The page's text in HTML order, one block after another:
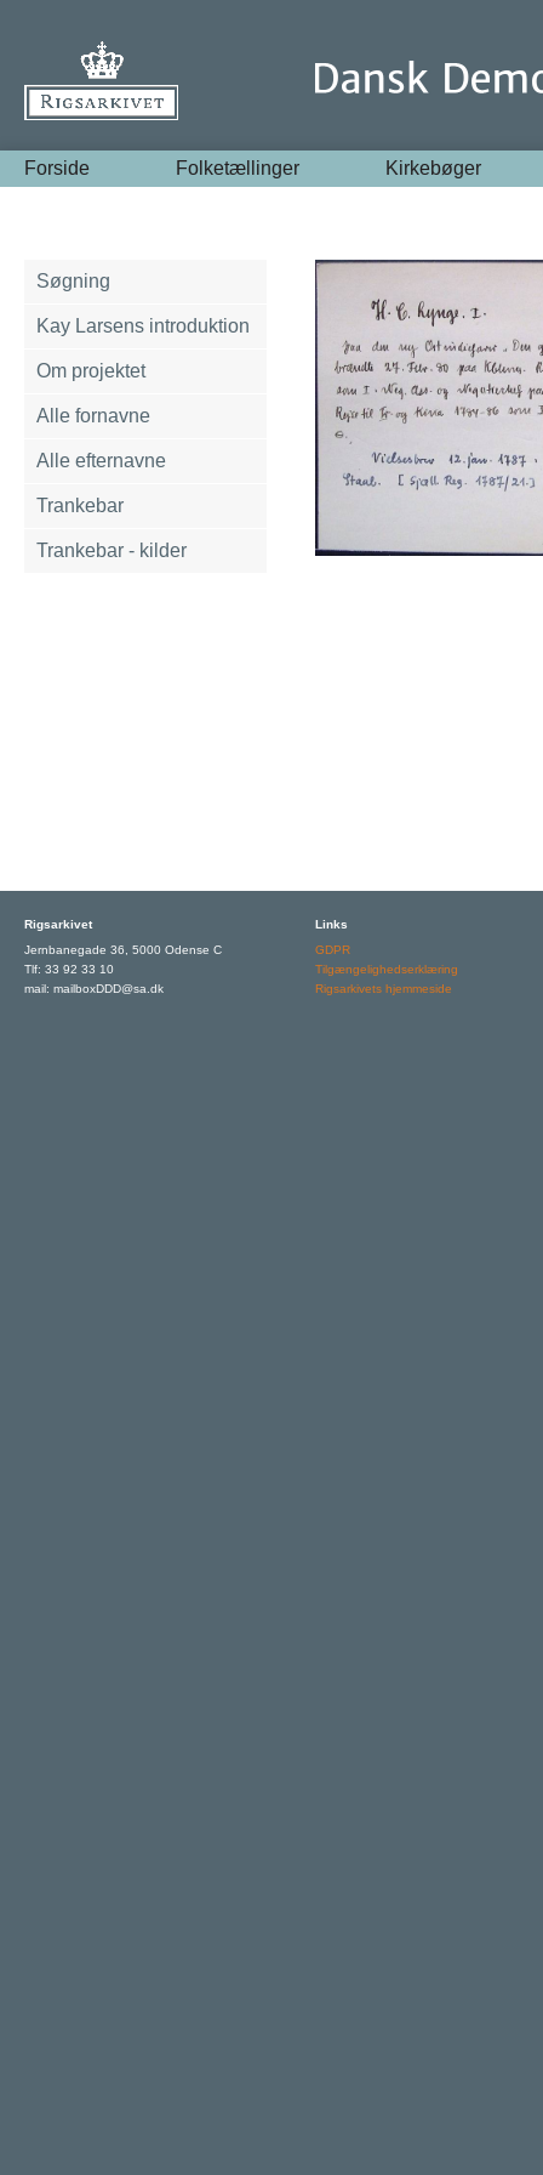
Forside Folketællinger Kirkebøger
Søgning
Kay Larsens introduktion
Om projektet
Alle fornavne
Alle efternavne
Trankebar
Trankebar - kilder
Rigsarkivet
Jernbanegade 36, 5000 Odense C
Tlf: 33 92 33 10
mail: mailboxDDD@sa.dk
Links
GDPR
Tilgængelighedserklæring
Rigsarkivets hjemmeside